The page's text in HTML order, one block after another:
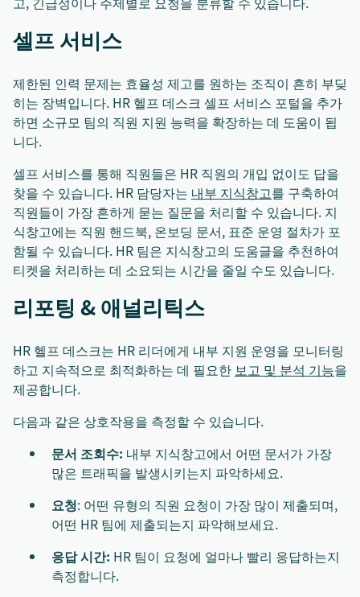
셀프 서비스
제한된 인력 문제는 효율성 제고를 원하는 조직이 흔히 부딪
히는 장벽입니다. HR 헬프 데스크 셀프 서비스 포털을 추가
하면 소규모 팀의 직원 지원 능력을 확장하는 데 도움이 됩
니다.
셀프 서비스를 통해 직원들은 HR 직원의 개입 없이도 답을
찾을 수 있습니다. HR 담당자는 내부 지식창고를 구축하여
직원들이 가장 흔하게 묻는 질문을 처리할 수 있습니다. 지
식창고에는 직원 핸드북, 온보딩 문서, 표준 운영 절차가 포
함될 수 있습니다. HR 팀은 지식창고의 도움글을 추천하여
티켓을 처리하는 데 소요되는 시간을 줄일 수도 있습니다.
리포팅 & 애널리틱스
HR 헬프 데스크는 HR 리더에게 내부 지원 운영을 모니터링
하고 지속적으로 최적화하는 데 필요한 보고 및 분석 기능을
제공합니다.
다음과 같은 상호작용을 측정할 수 있습니다.
문서 조회수: 내부 지식창고에서 어떤 문서가 가장
많은 트래픽을 발생시키는지 파악하세요.
요청: 어떤 유형의 직원 요청이 가장 많이 제출되며,
어떤 HR 팀에 제출되는지 파악해보세요.
응답 시간: HR 팀이 요청에 얼마나 빨리 응답하는지
측정합니다.